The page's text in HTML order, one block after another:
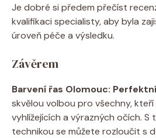
Je dobré si předem přečíst
kvalifikaci specialisty, aby byla
úroveň péče a výsledku.
Závěrem
Barvení řas Olomouc:
skvělou volbou pro všechny,
vyhlížejících a výrazných očích.
technikou se můžete rozloučit s